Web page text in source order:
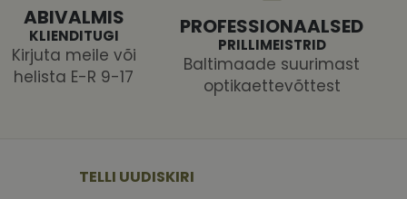
ABIVALMIS
KLIENDITUGI
Kirjuta meile või
helista E-R 9-17
PROFESSIONAALSED
PRILLIMEISTRID
Baltimaade suurimast
optikaettevõttest
TELLI UUDISKIRI
See on
eest
kasutajate
genereeritud